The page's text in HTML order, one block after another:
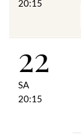
20:15
22
SA
20:15